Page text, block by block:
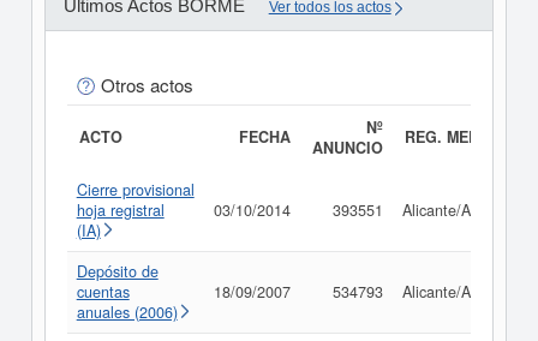
Últimos Actos BORME Ver todos los actos
Otros actos
ACTO FECHA
Nº
ANUNCIO
REG. MERC.
Cierre provisional
hoja registral
(IA)
03/10/2014 393551 Alicante/Alacant
Depósito de
cuentas
anuales (2006)
18/09/2007 534793 Alicante/Alacant